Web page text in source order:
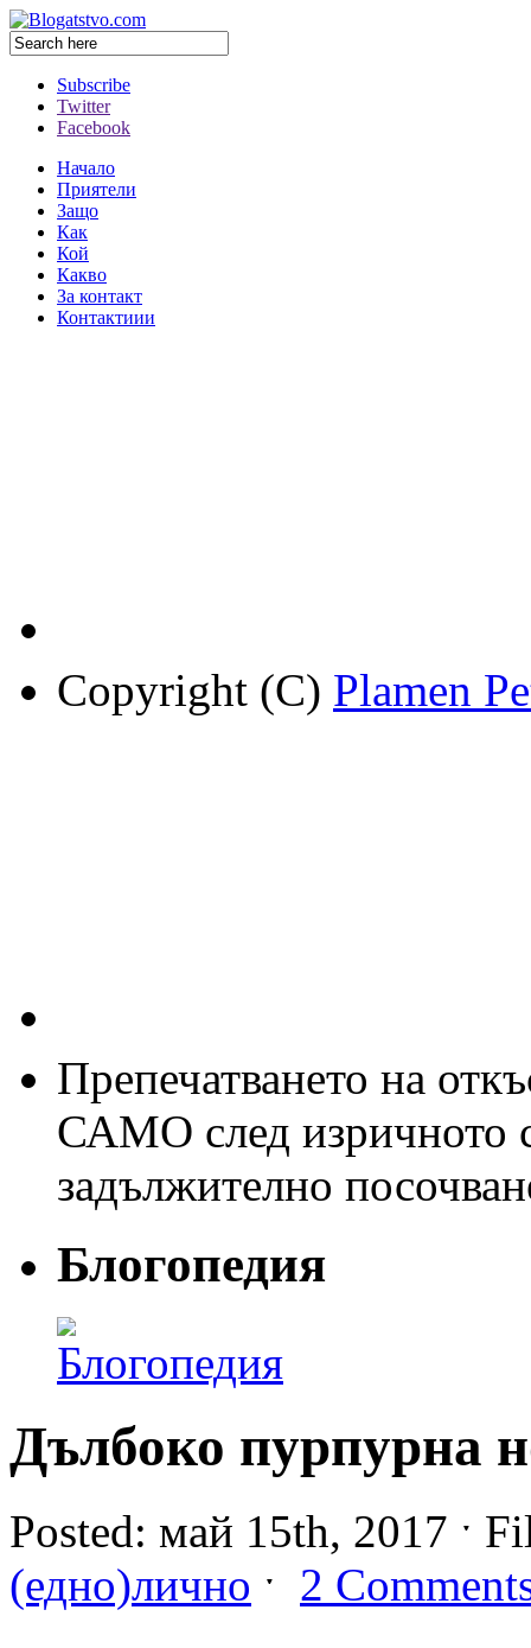
Subscribe
Twitter
Facebook
Начало
Приятели
Защо
Как
Кой
Какво
За контакт
Контактиии
Copyright (C) Plamen
Препечатването на
САМО след изричното
задължително
Блогопедия
Дълбоко пурпурна
Posted: май 15th, 2017 ˑ
(едно)лично ˑ 2